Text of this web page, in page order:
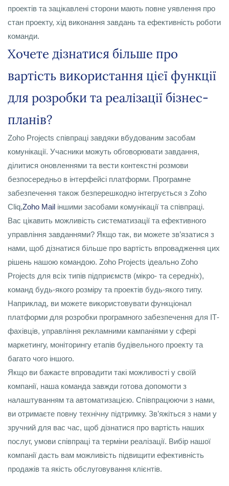
проектів та зацікавлені сторони мають повне уявлення про
стан проекту, хід виконання завдань та ефективність роботи
команди.
Хочете дізнатися більше про
вартість використання цієї функції
для розробки та реалізації бізнес-
планів?
Zoho Projects співпраці завдяки вбудованим засобам
комунікації. Учасники можуть обговорювати завдання,
ділитися оновленнями та вести контекстні розмови
безпосередньо в інтерфейсі платформи. Програмне
забезпечення також безперешкодно інтегрується з Zoho
Cliq,Zoho Mail іншими засобами комунікації та співпраці.
Вас цікавить можливість систематизації та ефективного
управління завданнями? Якщо так, ви можете зв’язатися з
нами, щоб дізнатися більше про вартість впровадження цих
рішень нашою командою. Zoho Projects ідеально Zoho
Projects для всіх типів підприємств (мікро- та середніх),
команд будь-якого розміру та проектів будь-якого типу.
Наприклад, ви можете використовувати функціонал
платформи для розробки програмного забезпечення для ІТ-
фахівців, управління рекламними кампаніями у сфері
маркетингу, моніторингу етапів будівельного проекту та
багато чого іншого.
Якщо ви бажаєте впровадити такі можливості у своїй
компанії, наша команда завжди готова допомогти з
налаштуванням та автоматизацією. Співпрацюючи з нами,
ви отримаєте повну технічну підтримку. Зв’яжіться з нами у
зручний для вас час, щоб дізнатися про вартість наших
послуг, умови співпраці та терміни реалізації. Вибір нашої
компанії дасть вам можливість підвищити ефективність
продажів та якість обслуговування клієнтів.